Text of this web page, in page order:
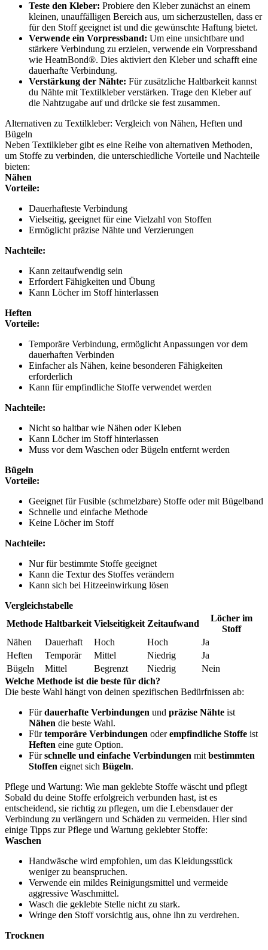
Teste den Kleber: Probiere den Kleber zunächst an einem
kleinen, unauffälligen Bereich aus, um sicherzustellen, dass er
für den Stoff geeignet ist und die gewünschte Haftung bietet.
Verwende ein Vorpressband: Um eine unsichtbare und
stärkere Verbindung zu erzielen, verwende ein Vorpressband
wie HeatnBond®. Dies aktiviert den Kleber und schafft eine
dauerhafte Verbindung.
Verstärkung der Nähte: Für zusätzliche Haltbarkeit kannst
du Nähte mit Textilkleber verstärken. Trage den Kleber auf
die Nahtzugabe auf und drücke sie fest zusammen.
Alternativen zu Textilkleber: Vergleich von Nähen, Heften und
Bügeln
Neben Textilkleber gibt es eine Reihe von alternativen Methoden,
um Stoffe zu verbinden, die unterschiedliche Vorteile und Nachteile
bieten:
Nähen
Vorteile:
Dauerhafteste Verbindung
Vielseitig, geeignet für eine Vielzahl von Stoffen
Ermöglicht präzise Nähte und Verzierungen
Nachteile:
Kann zeitaufwendig sein
Erfordert Fähigkeiten und Übung
Kann Löcher im Stoff hinterlassen
Heften
Vorteile:
Temporäre Verbindung, ermöglicht Anpassungen vor dem
dauerhaften Verbinden
Einfacher als Nähen, keine besonderen Fähigkeiten
erforderlich
Kann für empfindliche Stoffe verwendet werden
Nachteile:
Nicht so haltbar wie Nähen oder Kleben
Kann Löcher im Stoff hinterlassen
Muss vor dem Waschen oder Bügeln entfernt werden
Bügeln
Vorteile:
Geeignet für Fusible (schmelzbare) Stoffe oder mit Bügelband
Schnelle und einfache Methode
Keine Löcher im Stoff
Nachteile:
Nur für bestimmte Stoffe geeignet
Kann die Textur des Stoffes verändern
Kann sich bei Hitzeeinwirkung lösen
Vergleichstabelle
Methode Haltbarkeit Vielseitigkeit Zeitaufwand
Löcher im
Stoff
Nähen
Dauerhaft Hoch Hoch
Ja
Heften
Temporär Mittel Niedrig
Ja
Bügeln
Mittel Begrenzt Niedrig
Nein
Welche Methode ist die beste für dich?
Die beste Wahl hängt von deinen spezifischen Bedürfnissen ab:
Fürdauerhafte Verbindungen und präzise Nähte ist
Nähen die beste Wahl.
Fürtemporäre Verbindungen oderempfindliche Stoffe ist
Heften eine gute Option.
Fürschnelle und einfache Verbindungen mit bestimmten
Stoffen eignet sich Bügeln.
Pflege und Wartung: Wie man geklebte Stoffe wäscht und pflegt
Sobald du deine Stoffe erfolgreich verbunden hast, ist es
entscheidend, sie richtig zu pflegen, um die Lebensdauer der
Verbindung zu verlängern und Schäden zu vermeiden. Hier sind
einige Tipps zur Pflege und Wartung geklebter Stoffe:
Waschen
Handwäsche wird empfohlen, um das Kleidungsstück
weniger zu beanspruchen.
Verwende ein mildes Reinigungsmittel und vermeide
aggressive Waschmittel.
Wasch die geklebte Stelle nicht zu stark.
Wringe den Stoff vorsichtig aus, ohne ihn zu verdrehen.
Trocknen